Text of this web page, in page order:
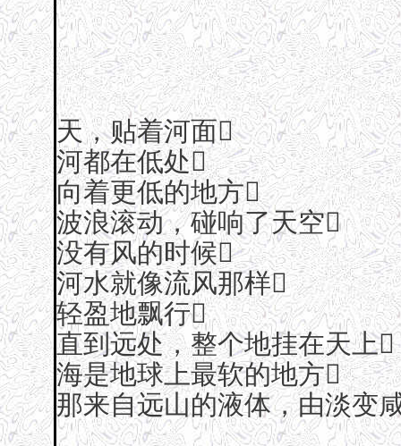
天，贴着河面
河都在低处
向着更低的地方
波浪滚动，碰响了天空
没有风的时候
河水就像流风那样
轻盈地飘行
直到远处，整个地挂在天上
海是地球上最软的地方
那来自远山的液体，由淡变